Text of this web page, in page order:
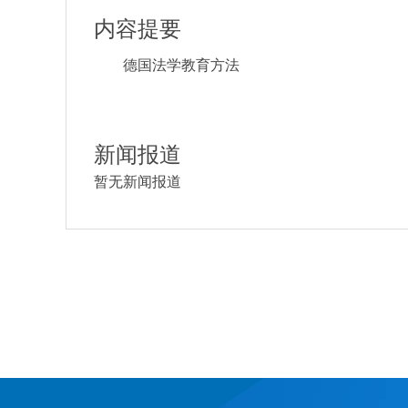
内容提要
德国法学教育方法
新闻报道
暂无新闻报道